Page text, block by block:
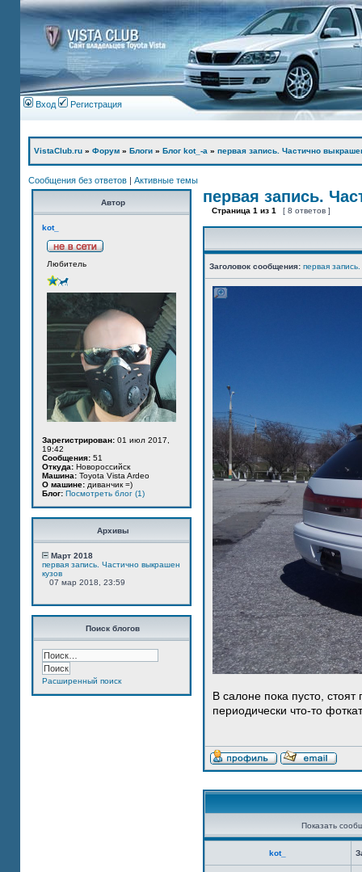
Вход Регистрация
VistaClub.ru » Форум » Блоги » Блог kot_-а » первая запись. Частично
Сообщения без ответов | Активные темы
Автор
kot_
Любитель
Зарегистрирован: 01 июл 2017,
19:42
Сообщения: 51
Откуда: Новороссийск
Машина: Toyota Vista Ardeo
О машине: диванчик =)
Блог: Посмотреть блог (1)
Архивы
Март 2018
первая запись. Частично выкрашен
кузов
07 мар 2018, 23:59
Поиск блогов
Расширенный поиск
первая запись.
Страница 1 из 1 [ 8 ответов ]
Заголовок сообщения: первая
В салоне пока пусто,
периодически что-то
Показать
kot_